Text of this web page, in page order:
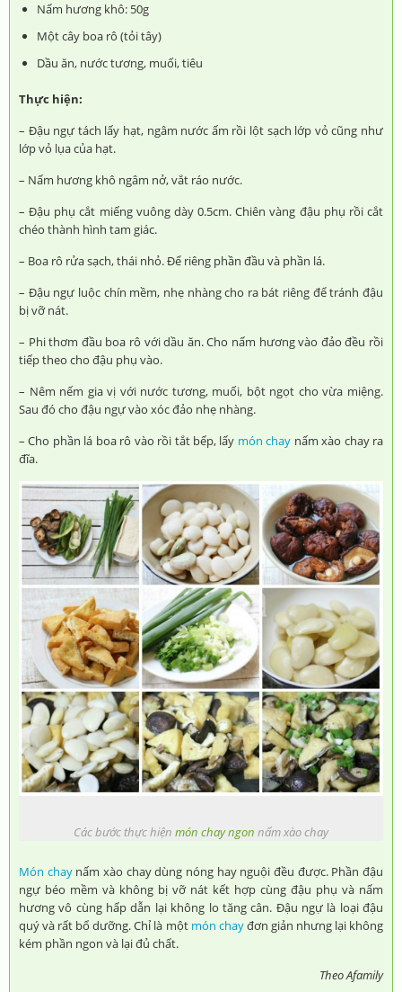
Nấm hương khô: 50g
Một cây boa rô (tỏi tây)
Dầu ăn, nước tương, muối, tiêu
Thực hiện:
– Đậu ngự tách lấy hạt, ngâm nước ấm rồi lột sạch lớp vỏ cũng như
lớp vỏ lụa của hạt.
– Nấm hương khô ngâm nở, vắt ráo nước.
– Đậu phụ cắt miếng vuông dày 0.5cm. Chiên vàng đậu phụ rồi cắt
chéo thành hình tam giác.
– Boa rô rửa sạch, thái nhỏ. Để riêng phần đầu và phần lá.
– Đậu ngự luộc chín mềm, nhẹ nhàng cho ra bát riêng để tránh đậu
bị vỡ nát.
– Phi thơm đầu boa rô với dầu ăn. Cho nấm hương vào đảo đều rồi
tiếp theo cho đậu phụ vào.
– Nêm nếm gia vị với nước tương, muối, bột ngọt cho vừa miệng.
Sau đó cho đậu ngự vào xóc đảo nhẹ nhàng.
– Cho phần lá boa rô vào rồi tắt bếp, lấy món chay nấm xào chay ra
đĩa.
Các bước thực hiện món chay ngon nấm xào chay
Món chaynấm xào chay dùng nóng hay nguội đều được. Phần đậu
ngự béo mềm và không bị vỡ nát kết hợp cùng đậu phụ và nấm
hương vô cùng hấp dẫn lại không lo tăng cân. Đậu ngự là loại đậu
quý và rất bổ dưỡng. Chỉ là một món chayđơn giản nhưng lại không
kém phần ngon và lại đủ chất.
Theo Afamily